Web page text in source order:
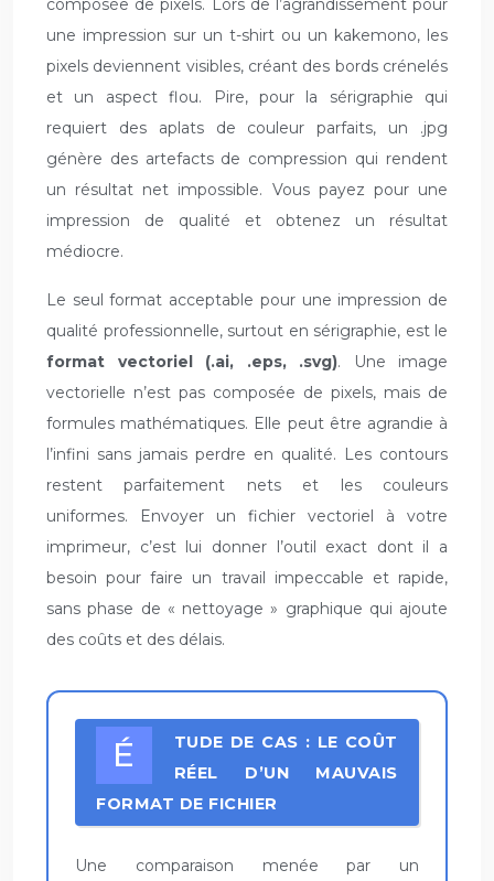
composée de pixels. Lors de l’agrandissement pour
une impression sur un t-shirt ou un kakemono, les
pixels deviennent visibles, créant des bords crénelés
et un aspect flou. Pire, pour la sérigraphie qui
requiert des aplats de couleur parfaits, un .jpg
génère des artefacts de compression qui rendent
un résultat net impossible. Vous payez pour une
impression de qualité et obtenez un résultat
médiocre.
Le seul format acceptable pour une impression de
qualité professionnelle, surtout en sérigraphie, est le
format vectoriel (.ai, .eps, .svg). Une image
vectorielle n’est pas composée de pixels, mais de
formules mathématiques. Elle peut être agrandie à
l’infini sans jamais perdre en qualité. Les contours
restent parfaitement nets et les couleurs
uniformes. Envoyer un fichier vectoriel à votre
imprimeur, c’est lui donner l’outil exact dont il a
besoin pour faire un travail impeccable et rapide,
sans phase de « nettoyage » graphique qui ajoute
des coûts et des délais.
ÉTUDE DE CAS : LE COÛT
RÉEL D’UN MAUVAIS
FORMAT DE FICHIER
Une comparaison menée par un